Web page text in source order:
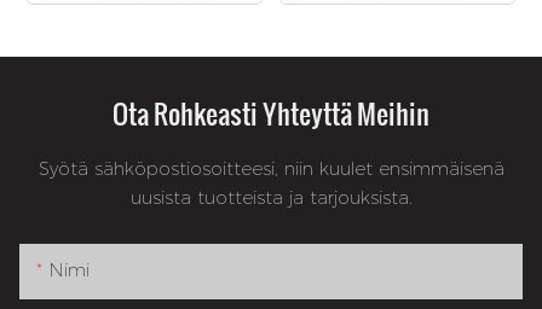
Ota Rohkeasti Yhteyttä Meihin
Syötä sähköpostiosoitteesi, niin kuulet ensimmäisenä
uusista tuotteista ja tarjouksista.
Nimi